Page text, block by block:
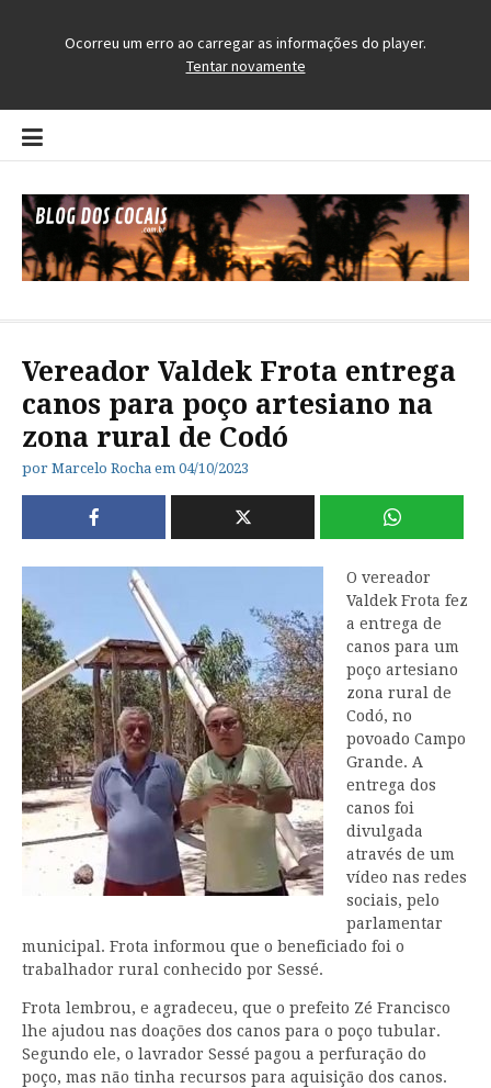
Pular
para
conteúdo
Vereador Valdek Frota entrega
canos para poço artesiano na
zona rural de Codó
por Marcelo Rocha em 04/10/2023
O vereador
Valdek Frota fez
a entrega de
canos para um
poço artesiano
zona rural de
Codó, no
povoado Campo
Grande. A
entrega dos
canos foi
divulgada
através de um
vídeo nas redes
sociais, pelo
parlamentar
municipal. Frota informou que o beneficiado foi o
trabalhador rural conhecido por Sessé.
Frota lembrou, e agradeceu, que o prefeito Zé Francisco
lhe ajudou nas doações dos canos para o poço tubular.
Segundo ele, o lavrador Sessé pagou a perfuração do
poço, mas não tinha recursos para aquisição dos canos.